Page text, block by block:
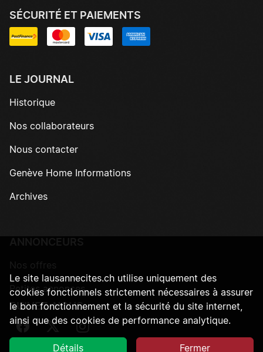
SÉCURITÉ ET PAIEMENTS
LE JOURNAL
Historique
Nos collaborateurs
Nous contacter
Genève Home Informations
Archives
Petites annonces
SUIVEZ-NOUS
Suivez-nous sur Facebook
Suivez-nous sur Twitter
Suivez-nous sur Instagram
Le site lausannecites.ch utilise uniquement des
cookies fonctionnels strictement nécessaires à assurer
le bon fonctionnement et la sécurité du site internet,
ainsi que des cookies de performance analytique.
Détails Fermer